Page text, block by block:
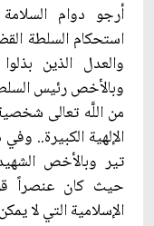
أرجو دوام
استحكام السلطة
والعدل الذين
وبالأخص رئيس
من اللَّه تعالى
الإلهية الكبيرة..
تير وبالأخص
حيث كان عنصراً
الإسلامية التي لا